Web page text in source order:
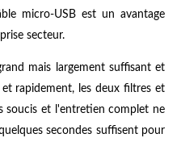
micro-USB est un avantage
secteur.
mais largement suffisant et
rapidement, les deux filtres et
soucis et l'entretien complet ne
secondes suffisent pour